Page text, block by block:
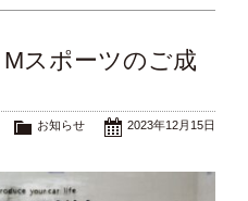
ポーツのご成
2023年12月15日
お知らせ